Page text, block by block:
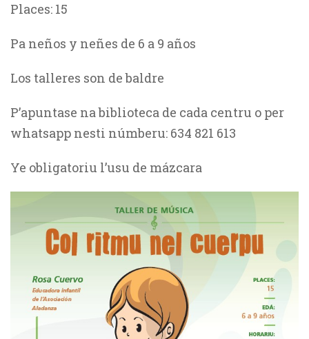
Places: 15
Pa neños y neñes de 6 a 9 años
Los talleres son de baldre
P’apuntase na biblioteca de cada centru o per
whatsapp nesti númberu: 634 821 613
Ye obligatoriu l’usu de mázcara